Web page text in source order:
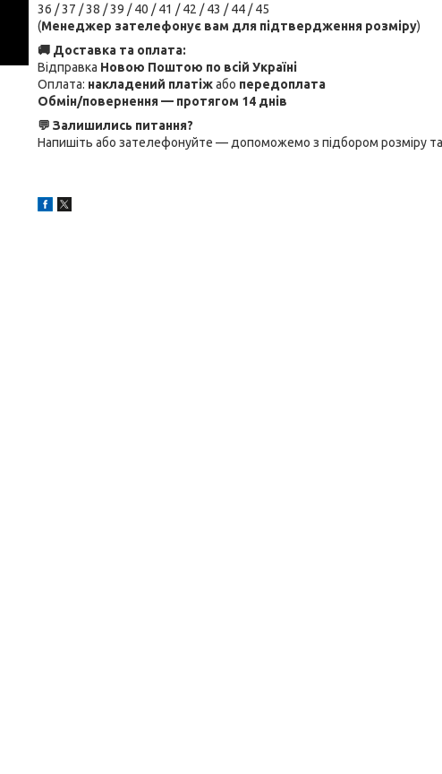
36 / 37 / 38 / 39 / 40 / 41 / 42 / 43 / 44 / 45
(Менеджер зателефонує вам для підтвердження розміру)
🚚 Доставка та оплата:
Відправка Новою Поштою по всій Україні
Оплата: накладений платіжабо передоплата
Обмін/повернення — протягом 14 днів
💬 Залишились питання?
Напишіть або зателефонуйте — допоможемо з підбором розміру та